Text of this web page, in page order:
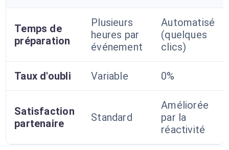
Temps de
préparation
Plusieurs
heures par
événement
Automatisé
(quelques
clics)
Taux d'oubli Variable 0%
Satisfaction
partenaire
Standard
Améliorée
par la
réactivité